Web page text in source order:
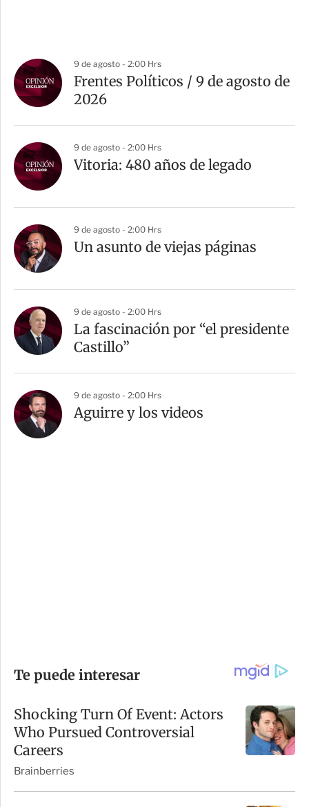
9 de agosto - 2:00 Hrs
Frentes Políticos / 9 de agosto de
2026
9 de agosto - 2:00 Hrs
Vitoria: 480 años de legado
9 de agosto - 2:00 Hrs
Un asunto de viejas páginas
9 de agosto - 2:00 Hrs
La fascinación por “el presidente
Castillo”
9 de agosto - 2:00 Hrs
Aguirre y los videos